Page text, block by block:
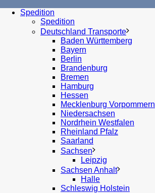
Spedition
Spedition
Deutschland Transporte
Baden Württemberg
Bayern
Berlin
Brandenburg
Bremen
Hamburg
Hessen
Mecklenburg Vorpommern
Niedersachsen
Nordrhein Westfalen
Rheinland Pfalz
Saarland
Sachsen
Leipzig
Sachsen Anhalt
Halle
Schleswig Holstein